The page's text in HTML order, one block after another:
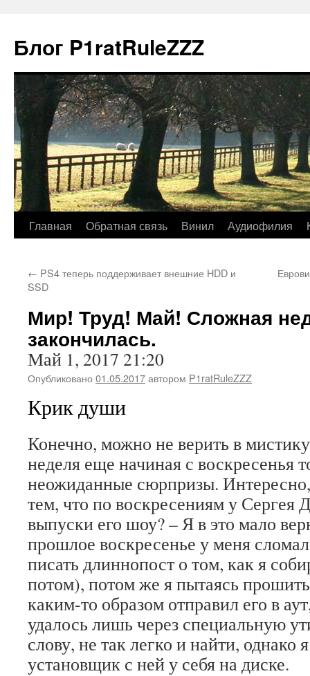
Блог P1ratRuleZZZ
Главная Обратная связь Винил Аудиофилия
← PS4 теперь поддерживает внешние HDD и
SSD
Мир! Труд! Май! Сложная
закончилась.
Май 1, 2017 21:20
Опубликовано 01.05.2017автором P1ratRuleZZZ
Крик души
Конечно, можно не верить в
неделя еще начиная с воскресенья
неожиданные сюрпризы. Интересно,
тем, что по воскресениям у Сергея
выпуски его шоу? – Я в это мало
прошлое воскресенье у меня
писать длиннопост о том, как я
потом), потом же я пытаясь
каким-то образом отправил его в
удалось лишь через специальную
слову, не так легко и найти, однако
установщик с ней у себя на диске.